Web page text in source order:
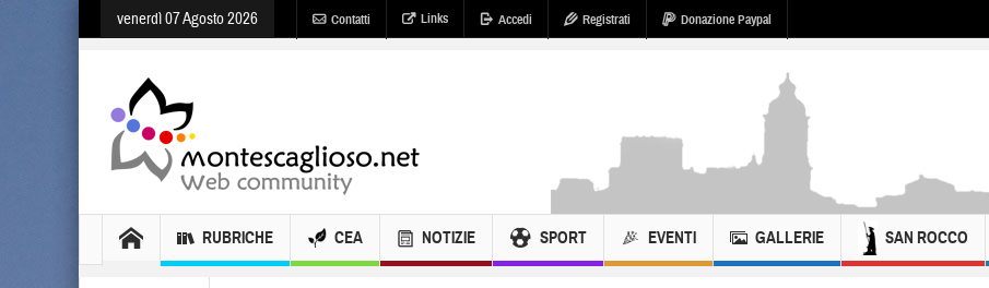
venerdì 07 Agosto 2026 Contatti Links Accedi Registrati Donazione Paypal
RUBRICHE CEA NOTIZIE SPORT EVENTI GALLERIE SAN ROCCO